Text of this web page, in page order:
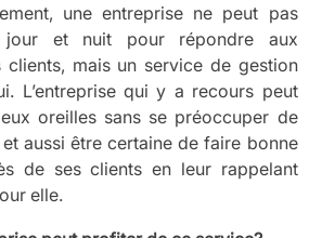
une entreprise ne peut pas
jour et nuit pour répondre aux
clients, mais un service de gestion
L’entreprise qui y a recours peut
oreilles sans se préoccuper de
aussi être certaine de faire bonne
de ses clients en leur rappelant
elle.